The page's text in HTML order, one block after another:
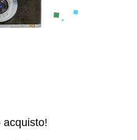
acquisto!